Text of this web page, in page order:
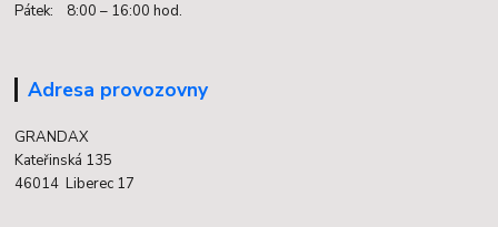
Pátek: 8:00 – 16:00 hod.
Adresa provozovny
GRANDAX
Kateřinská 135
46014 Liberec 17